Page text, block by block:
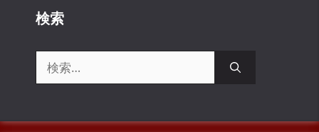
検索
索: